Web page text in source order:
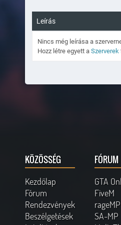
Leírás
Nincs még leírása a
Hozz létre egyett a Szerverek
KÖZÖSSÉG
Kezdőlap
Fórum
Rendezvények
Beszélgetések
FÓRUM
GTA
FiveM
rageMP
SA-MP